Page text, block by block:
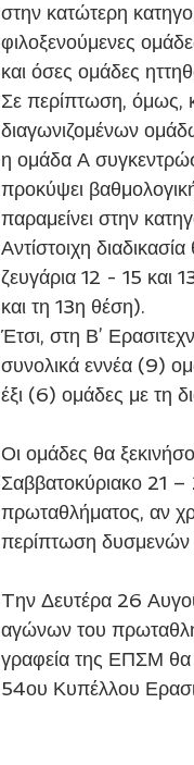
στην κατώτερη
φιλοξενούμενες
και όσες ομάδες
Σε περίπτωση, όμως,
διαγωνιζομένων
η ομάδα Α
προκύψει
παραμείνει στην
Αντίστοιχη
ζευγάρια 12 - 15 και
και τη 13η θέση).
Έτσι, στη Β’
συνολικά εννέα (9)
έξι (6) ομάδες με τη
Οι ομάδες θα
Σαββατοκύριακο 21 –
πρωταθλήματος, αν
περίπτωση δυσμενών
Tην Δευτέρα 26
αγώνων του
γραφεία της ΕΠΣΜ θα
54ου Κυπέλλου